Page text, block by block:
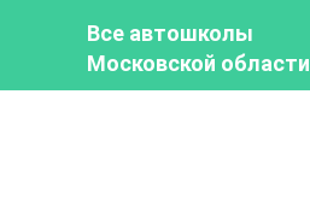
Все автошколы
Московской области